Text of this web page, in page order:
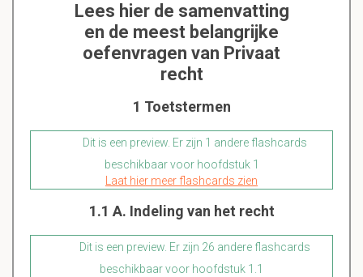
Lees hier de samenvatting
en de meest belangrijke
oefenvragen van Privaat
recht
1 Toetstermen
Dit is een preview. Er zijn 1 andere flashcards
beschikbaar voor hoofdstuk 1
Laat hier meer flashcards zien
1.1 A. Indeling van het recht
Dit is een preview. Er zijn 26 andere flashcards
beschikbaar voor hoofdstuk 1.1